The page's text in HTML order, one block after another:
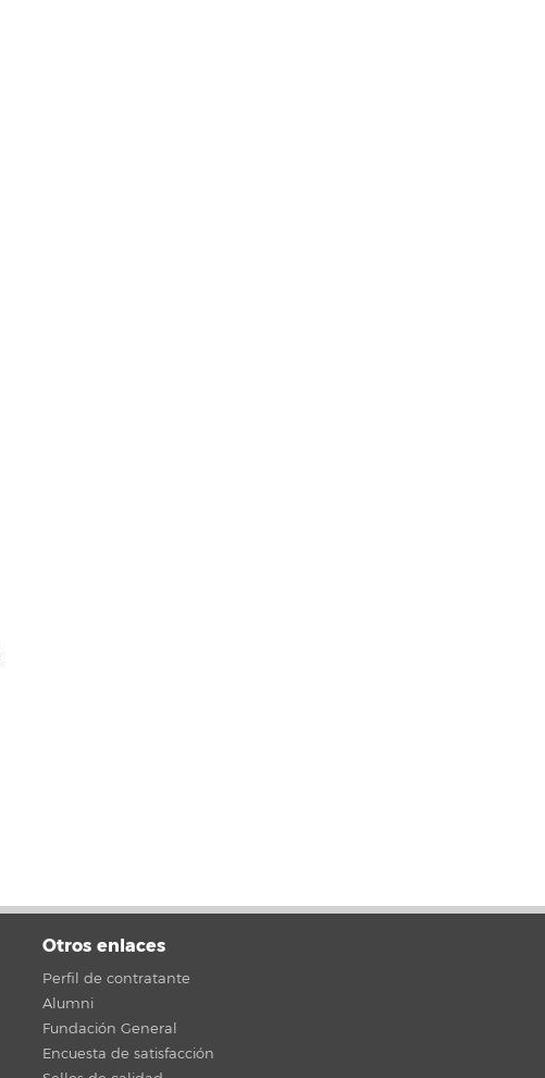
Otros enlaces
Perfil de contratante
Alumni
Fundación General
Encuesta de satisfacción